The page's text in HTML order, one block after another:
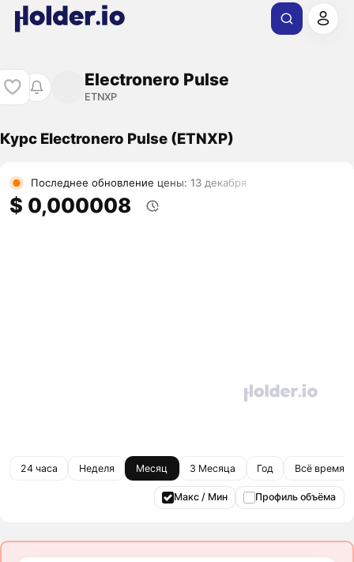
Electronero Pulse
ETNXP
Курс Electronero Pulse (ETNXP)
Последнее обновление цены: 13 декабря
$ 0,000008
24 часа Неделя Месяц 3 Месяца Год Всё время
Макс / Мин Профиль объёма